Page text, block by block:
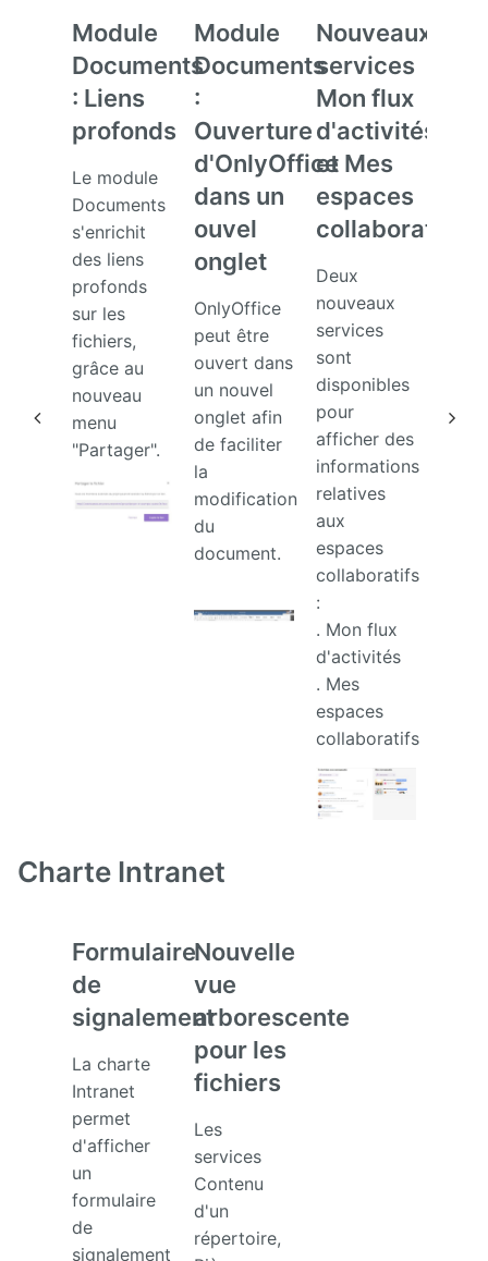
Module
Documents
: Liens
profonds
Le module
Documents
s'enrichit
des liens
profonds
sur les
fichiers,
grâce au
nouveau
menu
"Partager".
Module
Documents
:
Ouverture
d'OnlyOffice
dans un
ouvel
onglet
OnlyOffice
peut être
ouvert dans
un nouvel
onglet afin
de faciliter
la
modification
du
document.
Nouveaux
services
Mon flux
d'activités
et Mes
espaces
collaboratifs
Deux
nouveaux
services
sont
disponibles
pour
afficher des
informations
relatives
aux
espaces
collaboratifs
:
. Mon flux
d'activités
. Mes
espaces
collaboratifs
Charte Intranet
Formulaire
de
signalement
La charte
Intranet
permet
d'afficher
un
formulaire
de
signalement
Nouvelle
vue
arborescente
pour les
fichiers
Les
services
Contenu
d'un
répertoire,